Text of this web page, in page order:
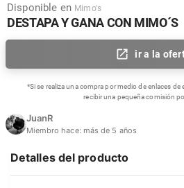
Disponible en Mimo's
DESTAPA Y GANA CON MIMO´S
ir a la
*Si se realiza una compra por medio de enlaces
recibir una pequeña comisión
JuanR
Miembro hace: más de 5 años
Detalles del producto